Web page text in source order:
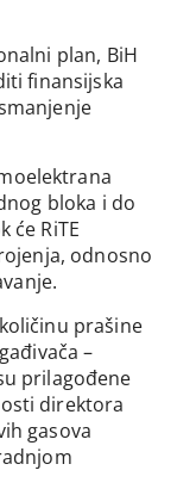
plan, BiH
finansijska
bloka i do
će RiTE
odnosno
prašine
–
prilagođene
direktora
gasova